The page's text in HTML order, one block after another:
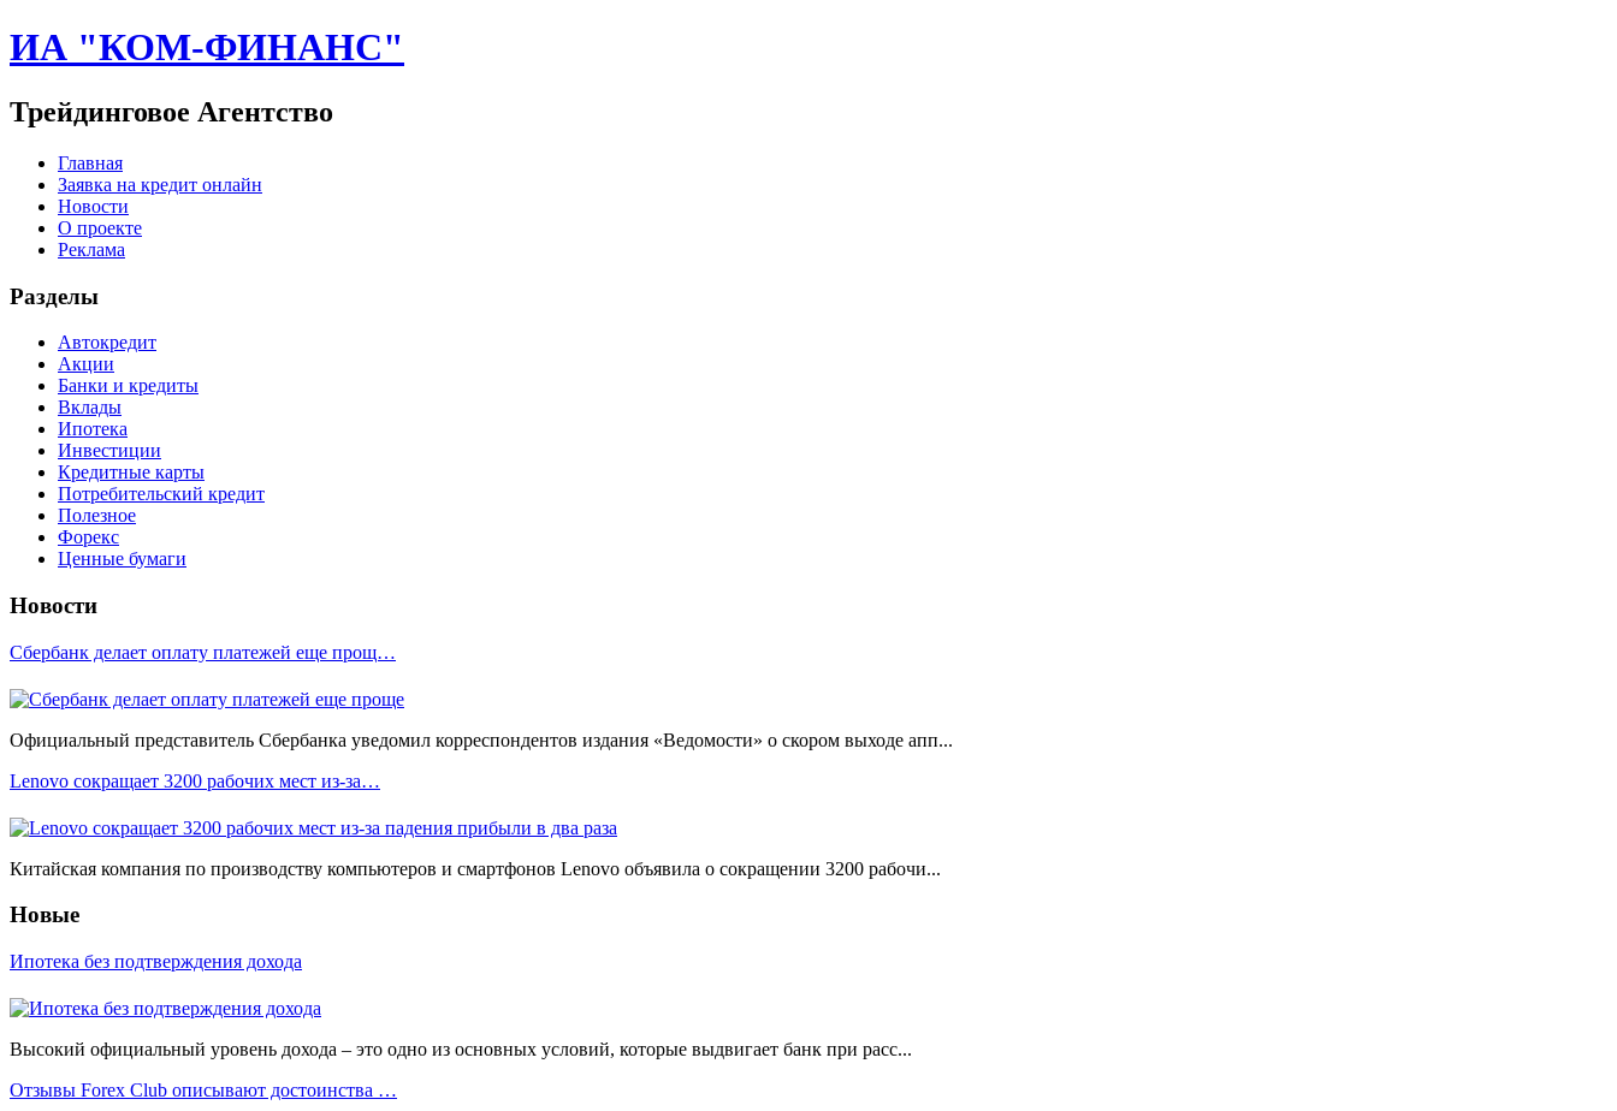
ИА "КОМ-ФИНАНС"
Трейдинговое Агентство
Главная
Заявка на кредит онлайн
Новости
О проекте
Реклама
Разделы
Автокредит
Акции
Банки и кредиты
Вклады
Ипотека
Инвестиции
Кредитные карты
Потребительский кредит
Полезное
Форекс
Ценные бумаги
Новости
Сбербанк делает оплату платежей еще прощ…
Официальный представитель Сбербанка уведомил корреспондентов издания «Ведомости» о скором выходе апп...
Lenovo сокращает 3200 рабочих мест из-за…
Китайская компания по производству компьютеров и смартфонов Lenovo объявила о сокращении 3200 рабочи...
Новые
Ипотека без подтверждения дохода
Высокий официальный уровень дохода – это одно из основных условий, которые выдвигает банк при расс...
Отзывы Forex Сlub описывают достоинства …